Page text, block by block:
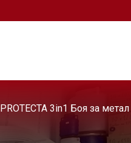
PROTECTA 3in1 Боя за метал